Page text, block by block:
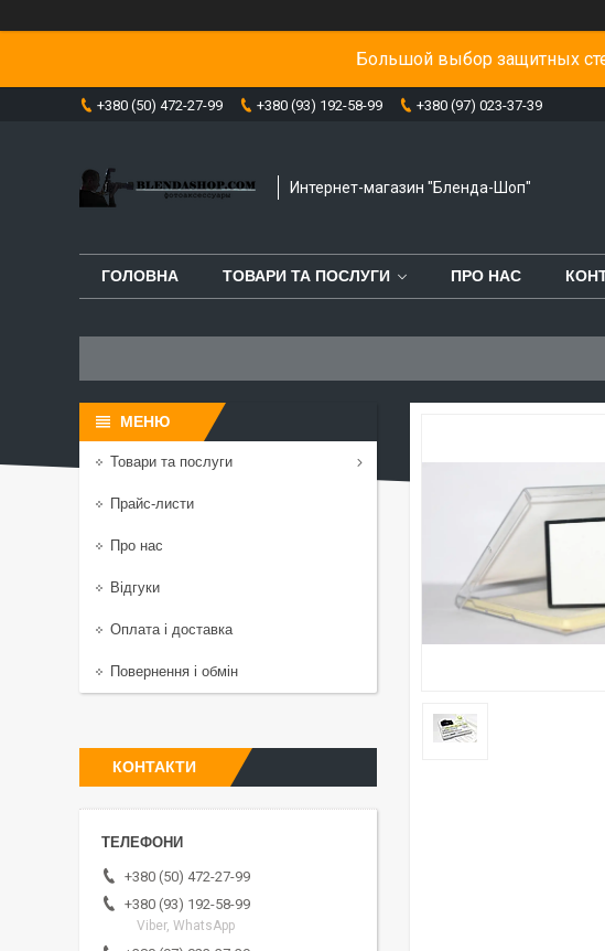
Большой выбор защитных
+380 (50) 472-27-99 +380 (93) 192-58-99 +380 (97) 023-37-39
Интернет-магазин "Бленда-Шоп"
ГОЛОВНА ТОВАРИ ТА ПОСЛУГИ ПРО НАС
Товари та послуги
Прайс-листи
Про нас
Відгуки
Оплата і доставка
Повернення і обмін
КОНТАКТИ
+380 (50) 472-27-99
+380 (93) 192-58-99
Viber, WhatsApp